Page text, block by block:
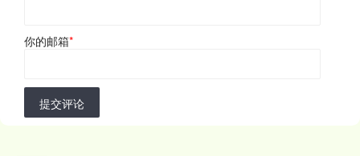
你的邮箱*
提交评论